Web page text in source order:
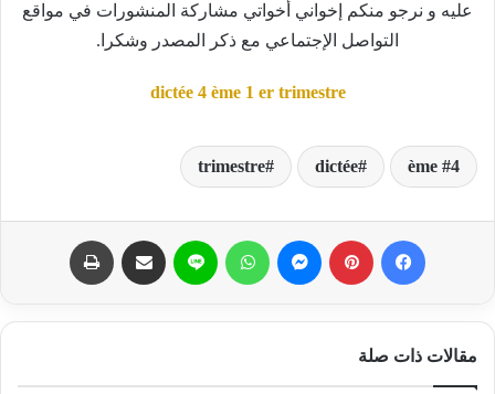
عليه و نرجو منكم إخواني أخواتي مشاركة المنشورات في مواقع
التواصل الإجتماعي مع ذكر المصدر وشكرا.
dictée 4 ème 1 er trimestre
4 ème
dictée
trimestre
مقالات ذات صلة